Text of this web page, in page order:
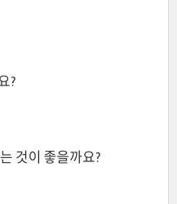
?
것이 좋을까요?